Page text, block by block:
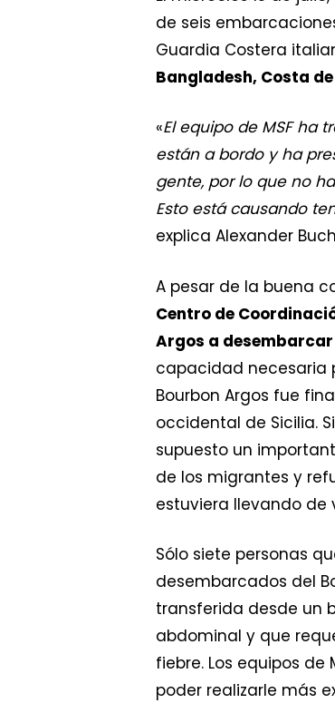
de seis
Guardia Costera
Bangladesh, Costa
«El equipo de MSF ha
están a bordo y ha
gente, por lo que no
Esto está causando
explica Alexander
A pesar de la buena
Centro de
Argos a
capacidad necesaria
Bourbon Argos fue
occidental de Sicilia.
supuesto un
de los migrantes y
estuviera llevando de
Sólo siete personas
desembarcados del
transferida desde un
abdominal y que
fiebre. Los equipos
poder realizarle más